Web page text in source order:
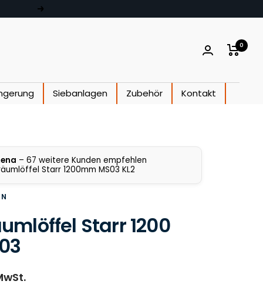
Weiter
0
Siebanlagen Zubehör Kontakt
Starr 1200mm MS03 KL2
Starr 1200